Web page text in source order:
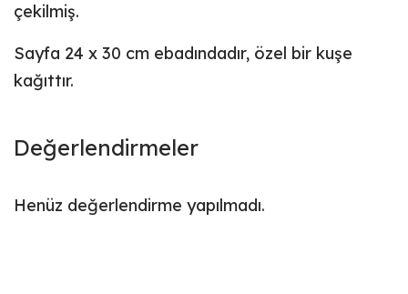
çekilmiş.
Sayfa 24 x 30 cm ebadındadır, özel bir kuşe
kağıttır.
Değerlendirmeler
Henüz değerlendirme yapılmadı.